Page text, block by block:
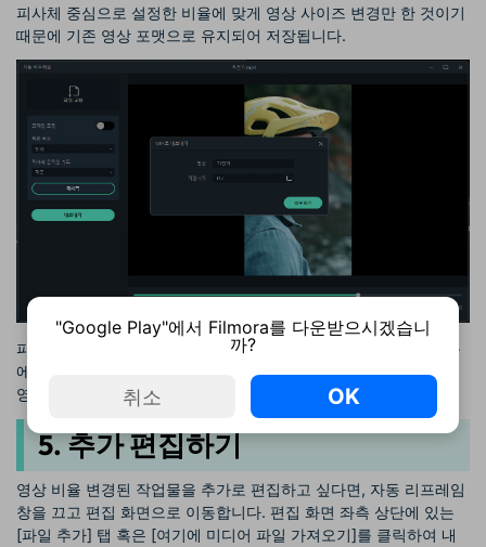
피사체 중심으로 설정한 비율에 맞게 영상 사이즈 변경만 한 것이기
때문에 기존 영상 포맷으로 유지되어 저장됩니다.
파일 저장하더라도 작업하던 자동 리프레임 창은 꺼지지 않기 때문
에, 다른 화면 비율만 변경한 후 [재시작]을 눌러 여러 화면 비율의
영상을 편집할 수 있어 무척 편합니다.
5. 추가 편집하기
영상 비율 변경된 작업물을 추가로 편집하고 싶다면, 자동 리프레임
창을 끄고 편집 화면으로 이동합니다. 편집 화면 좌측 상단에 있는
[파일 추가] 탭 혹은 [여기에 미디어 파일 가져오기]를 클릭하여 내
"Google Play"에서 Filmora를 다운받으시겠습니
까?
취소 OK